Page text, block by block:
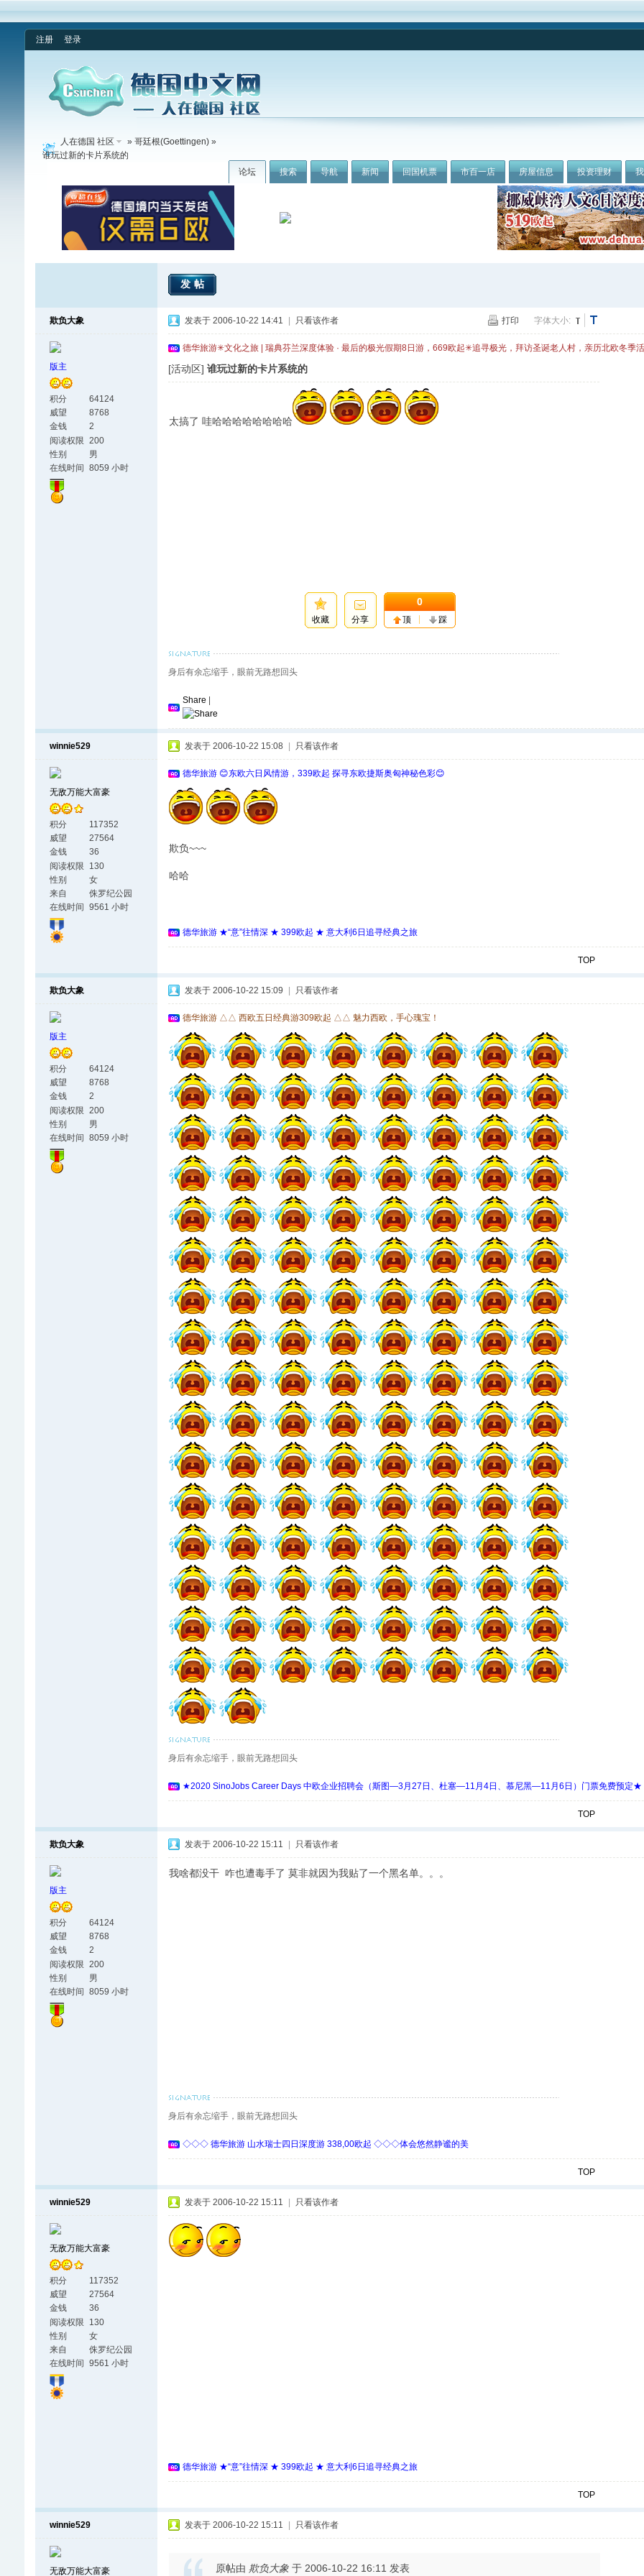
注册 登录
论坛 搜索 导航 新闻 回国机票 市百一店 房屋信息 投资理财
人在德国 社区 » 哥廷根(Goettingen)»
谁玩过新的卡片系统的
发帖
欺负大象
版主
积分
64124
威望
8768
金钱
2
阅读权限 200
性别
男
在线时间
8059 小时
打印 字体大小:
发表于 2006-10-22 14:41 只看该作者
德华旅游✳文化之旅 | 瑞典芬兰深度体验 · 最后的极光假期8日游，669欧起✳追寻极光，拜访圣诞老人村，亲历北欧冬季
[活动区] 谁玩过新的卡片系统的
太搞了 哇哈哈哈哈哈哈哈哈
收藏 分享
0
顶 踩
身后有余忘缩手，眼前无路想回头
Share
winnie529
无敌万能大富豪
积分
117352
威望
27564
金钱
36
阅读权限
130
性别
女
来自
侏罗纪公园
在线时间
9561 小时
发表于 2006-10-22 15:08 只看该作者
德华旅游 😊东欧六日风情游，339欧起 探寻东欧捷斯奥匈神秘色彩😊
欺负~~~
哈哈
德华旅游 ★“意”往情深 ★ 399欧起 ★ 意大利6日追寻经典之旅
TOP
欺负大象
版主
积分
64124
威望
8768
金钱
2
阅读权限 200
性别
男
在线时间
8059 小时
发表于 2006-10-22 15:09 只看该作者
德华旅游 △△ 西欧五日经典游309欧起 △△ 魅力西欧，手心瑰宝！
身后有余忘缩手，眼前无路想回头
★2020 SinoJobs Career Days 中欧企业招聘会（斯图—3月27日、杜塞—11月4日、慕尼黑—11月6日）门票免费预定★
TOP
欺负大象
版主
积分
64124
威望
8768
金钱
2
阅读权限 200
性别
男
在线时间
8059 小时
发表于 2006-10-22 15:11 只看该作者
我啥都没干 咋也遭毒手了 莫非就因为我贴了一个黑名单。。。
身后有余忘缩手，眼前无路想回头
◇◇◇ 德华旅游 山水瑞士四日深度游 338,00欧起 ◇◇◇体会悠然静谧的美
TOP
winnie529
无敌万能大富豪
积分
117352
威望
27564
金钱
36
阅读权限
130
性别
女
来自
侏罗纪公园
在线时间
9561 小时
发表于 2006-10-22 15:11 只看该作者
德华旅游 ★“意”往情深 ★ 399欧起 ★ 意大利6日追寻经典之旅
TOP
winnie529
无敌万能大富豪
发表于 2006-10-22 15:11 只看该作者
原帖由 欺负大象于 2006-10-22 16:11 发表